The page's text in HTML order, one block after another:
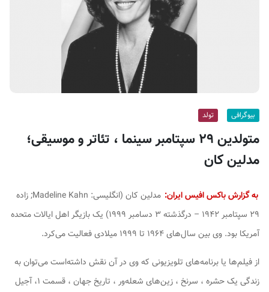
ی
ا
بیوگرافی تولد
متولدین ۲۹ سپتامبر سینما ، تئاتر و موسیقی؛
مدلین کان
به گزارش باکس افیس ایران: مدلین کان (انگلیسی: Madeline Kahn‎; زاده
۲۹ سپتامبر ۱۹۴۲ – درگذشته ۳ دسامبر ۱۹۹۹) یک بازیگر اهل ایالات متحده
آمریکا بود. وی بین سال‌های ۱۹۶۴ تا ۱۹۹۹ میلادی فعالیت می‌کرد.
از فیلم‌ها یا برنامه‌های تلویزیونی که وی در آن نقش داشته‌است می‌توان به
زندگی یک حشره ، سرنخ ، زین‌های شعله‌ور ، تاریخ جهان ، قسمت ۱، آجیل